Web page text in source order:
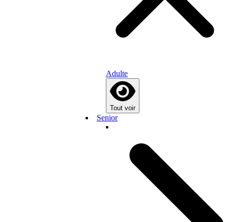
Adulte
Tout voir
Senior